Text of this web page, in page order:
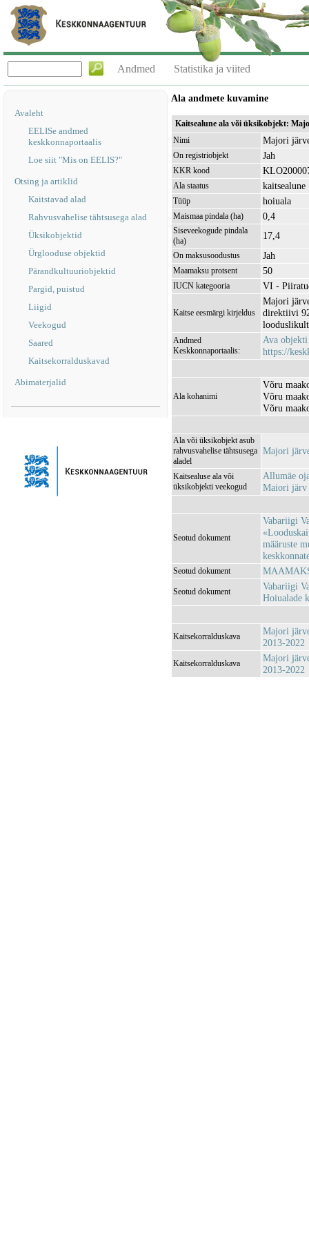
Andmed Statistika ja viited
Avaleht
EELISe andmed
keskkonnaportaalis
Loe siit "Mis on EELIS?"
Otsing ja artiklid
Kaitstavad alad
Rahvusvahelise tähtsusega alad
Üksikobjektid
Ürglooduse objektid
Pärandkultuuriobjektid
Pargid, puistud
Liigid
Veekogud
Saared
Kaitsekorralduskavad
Abimaterjalid
Ala andmete kuvamine
Kaitsealune ala või üksikobjekt:
Nimi
Majori
On registriobjekt Jah
KKR kood
Ala staatus kaitsealune
Tüüp hoiuala
Maismaa pindala (ha) 0,4
Siseveekogude pindala
(ha)
17,4
On maksusoodustus Jah
Maamaksu protsent 50
IUCN kategooria VI -
Kaitse eesmärgi kirjeldus
Majori
direktiivi
Andmed
Keskkonnaportaalis:
Ava objekti
https://
Ala kohanimi
Võru
Võru
Võru
Ala või üksikobjekt asub
rahvusvahelise tähtsusega
aladel
Majori
Kaitsealuse ala või
üksikobjekti veekogud
Allumäe
Maiori järv
Seotud dokument
Vabariigi
määruste
Seotud dokument
Seotud dokument
Vabariigi
Hoiualade
Kaitsekorralduskava
Majori
2013-2022
Kaitsekorralduskava
Majori
2013-2022